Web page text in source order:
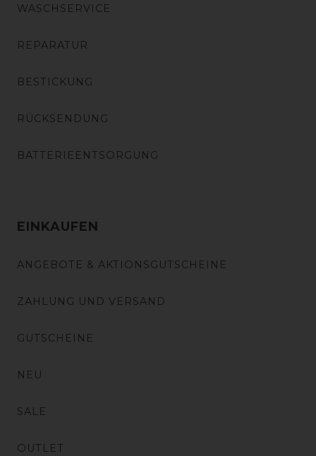
WASCHSERVICE
REPARATUR
BESTICKUNG
RÜCKSENDUNG
BATTERIEENTSORGUNG
EINKAUFEN
ANGEBOTE & AKTIONSGUTSCHEINE
ZAHLUNG UND VERSAND
GUTSCHEINE
NEU
SALE
OUTLET